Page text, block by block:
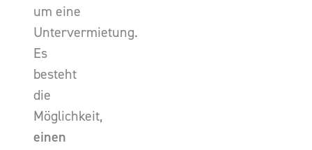
um eine
Untervermietung.
Es
besteht
die
Möglichkeit,
einen